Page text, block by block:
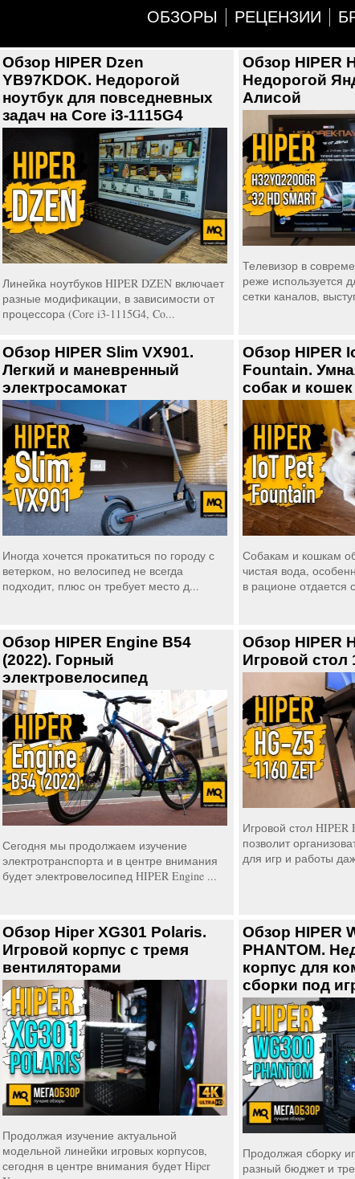
ОБЗОРЫ РЕЦЕНЗИИ
Обзор HIPER Dzen
YB97KDOK. Недорогой
ноутбук для повседневных
задач на Core i3-1115G4
Линейка ноутбуков HIPER DZEN включает
разные модификации, в зависимости от
процессора (Core i3-1115G4, Co...
Обзор HIPER
Недорогой
Алисой
Телевизор в
реже используется
сетки каналов,
Обзор HIPER Slim VX901.
Легкий и маневренный
электросамокат
Иногда хочется прокатиться по городу с
ветерком, но велосипед не всегда
подходит, плюс он требует место д...
Обзор HIPER
Fountain.
собак и кошек
Собакам и кошкам
чистая вода,
в рационе отдается
Обзор HIPER Engine B54
(2022). Горный
электровелосипед
Сегодня мы продолжаем изучение
электротранспорта и в центре внимания
будет электровелосипед HIPER Engine ...
Обзор HIPER
Игровой стол
Игровой стол HIPER
позволит
для игр и работы
Обзор Hiper XG301 Polaris.
Игровой корпус с тремя
вентиляторами
Продолжая изучение актуальной
модельной линейки игровых корпусов,
сегодня в центре внимания будет Hiper
Обзор HIPER
PHANTOM.
корпус для
сборки под
Продолжая сборку
разный бюджет и